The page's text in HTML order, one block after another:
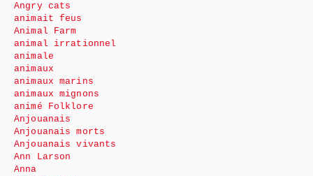
Angry cats
animait feus
Animal Farm
animal irrationnel
animale
animaux
animaux marins
animaux mignons
animé Folklore
Anjouanais
Anjouanais morts
Anjouanais vivants
Ann Larson
Anna